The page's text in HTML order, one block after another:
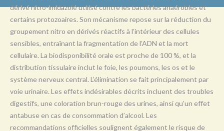
Q
R
S
T
U
W
dérivé nitro-imidazolé utilisé contre les bactéries anaérobies et
certains protozoaires. Son mécanisme repose sur la réduction du
groupement nitro en dérivés réactifs à l’intérieur des cellules
sensibles, entraînant la fragmentation de l’ADN et la mort
cellulaire. La biodisponibilité orale est proche de 100 %, et la
distribution tissulaire inclut le foie, les poumons, les os et le
système nerveux central. L’élimination se fait principalement par
voie urinaire. Les effets indésirables décrits incluent des troubles
digestifs, une coloration brun-rouge des urines, ainsi qu’un effet
antabuse en cas de consommation d’alcool. Les
recommandations officielles soulignent également le risque de